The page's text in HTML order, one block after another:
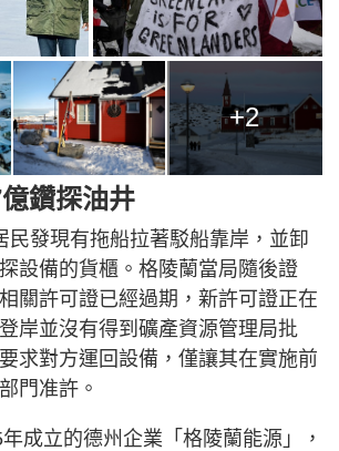
+2
鑽探油井
民發現有拖船拉著駁船靠岸，並卸
設備的貨櫃。格陵蘭當局隨後證
關許可證已經過期，新許可證正在
岸並沒有得到礦產資源管理局批
求對方運回設備，僅讓其在實施前
門准許。
成立的德州企業「格陵蘭能源」，